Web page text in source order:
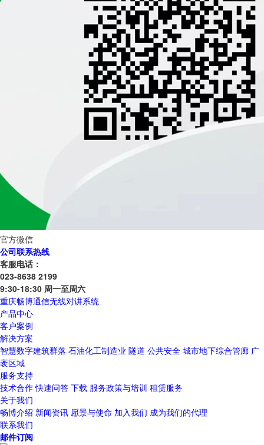
官方微信
公司联系热线
客服电话：
023-8638 2199
9:30-18:30 周一至周六
重庆畅博通信无线对讲系统
产品中心
客户案例
解决方案
智慧数字建筑群落 石油化工制造业 隧道 公共安全 城市地下综合管廊 广
袤区域
服务支持
技术合作 快速问答 下载 服务政策与培训 租赁服务
关于我们
畅博介绍 新闻资讯 愿景与使命 加入我们 成为我们的代理
联系我们
邮件订阅